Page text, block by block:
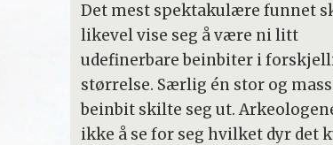
Det mest spektakulære funnet
likevel vise seg å være ni litt
udefinerbare beinbiter i
størrelse. Særlig én stor og
beinbit skilte seg ut.
ikke å se for seg hvilket dyr det